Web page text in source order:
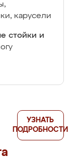
карусели
стойки и
УЗНАТЬ
ПОДРОБНОСТИ